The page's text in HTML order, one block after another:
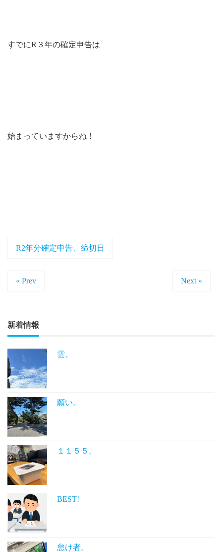
すでにR３年の確定申告は
始まっていますからね！
R2年分確定申告、締切日
« Prev Next »
新着情報
雲。
願い。
１１５５。
BEST!
怠け者。